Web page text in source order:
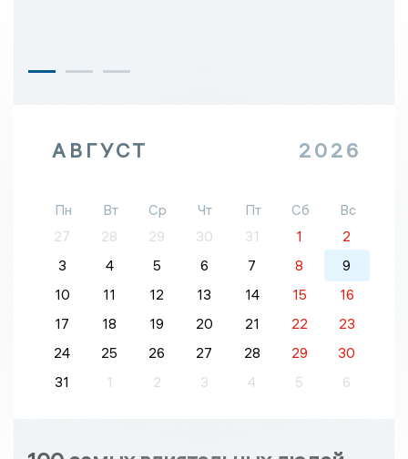
АВГУСТ 2026
Пн Вт Ср Чт Пт Сб
Вс
27
28 29 30 31 1
2
3
4 5 6 7 8
9
10
11 12 13 14 15
16
17
18 19 20 21 22
23
24
25 26 27 28 29
30
31
1 2 3 4 5 6